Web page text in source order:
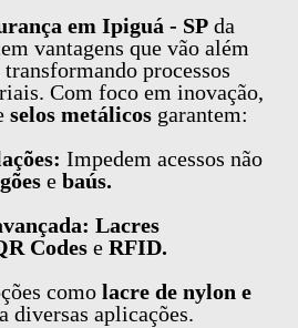
em Ipiguá - SP da
vantagens que vão além
processos
Com foco em inovação,
selos metálicos garantem:
Impedem acessos não
e baús.
Lacres
Codes e RFID.
como lacre de nylon e
diversas aplicações.